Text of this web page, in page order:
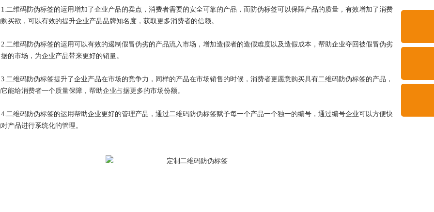
1.二维码防伪标签的运用增加了企业产品的卖点，消费者需要的安全可靠的产品，而防伪标签可以保障产品的质量，有效增加了消费
买欲，可以有效的提升企业产品品牌知名度，获取更多消费者的信赖。
2.二维码防伪标签的运用可以有效的遏制假冒伪劣的产品流入市场，增加造假者的造假难度以及造假成本，帮助企业夺回被假冒伪劣
的市场，为企业产品带来更好的销量。
3.二维码防伪标签提升了企业产品在市场的竞争力，同样的产品在市场销售的时候，消费者更愿意购买具有二维码防伪标签的产品，
它能给消费者一个质量保障，帮助企业占据更多的市场份额。
4.二维码防伪标签的运用帮助企业更好的管理产品，通过二维码防伪标签赋予每一个产品一个独一的编号，通过编号企业可以方便快
产品进行系统化的管理。